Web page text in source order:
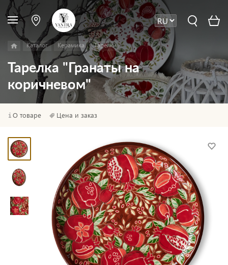
Каталог Керамика Тарелки
Тарелка "Гранаты на
коричневом"
О товаре Цена и заказ